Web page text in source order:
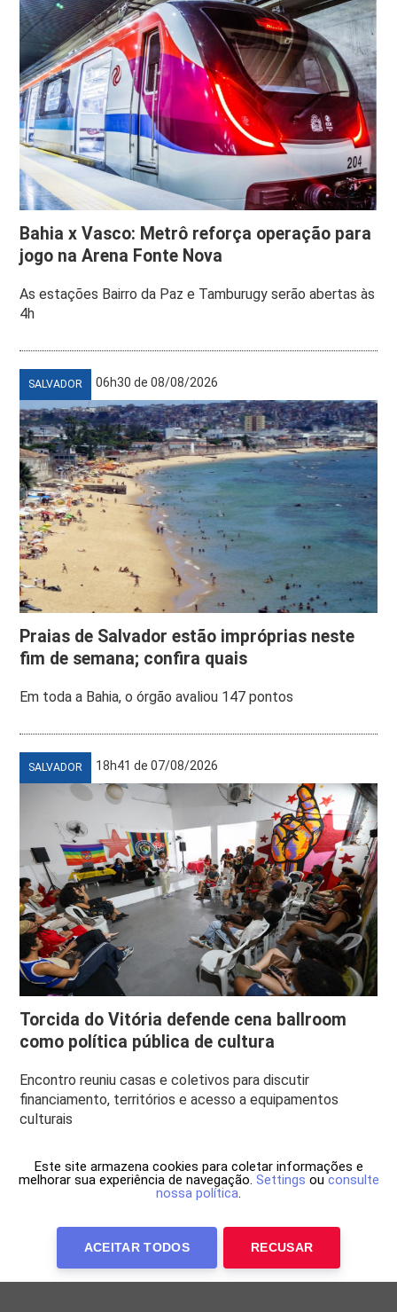
Bahia x Vasco: Metrô reforça operação para
jogo na Arena Fonte Nova
As estações Bairro da Paz e Tamburugy serão abertas às
4h
SALVADOR 06h30 de 08/08/2026
Praias de Salvador estão impróprias neste
fim de semana; confira quais
Em toda a Bahia, o órgão avaliou 147 pontos
SALVADOR 18h41 de 07/08/2026
Torcida do Vitória defende cena ballroom
como política pública de cultura
Encontro reuniu casas e coletivos para discutir
financiamento, territórios e acesso a equipamentos
culturais
Este site armazena cookies para coletar informações e
melhorar sua experiência de navegação. Settings ou consulte
nossa política.
ACEITAR TODOS RECUSAR